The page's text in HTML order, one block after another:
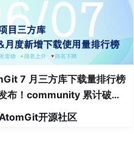
图层，拖到旗袍图层的正上
内。
）”。
点击确定后，软件会让你选
直接进行了像素级的物理扭
7 月三方库下载量排行榜
布！community 累计破百
领跑，Chromium 组件全
开源社区